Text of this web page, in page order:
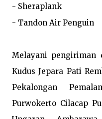
- Sheraplank
- Tandon Air Penguin
Melayani pengiriman
Kudus Jepara Pati
Pekalongan
Purwokerto Cilacap